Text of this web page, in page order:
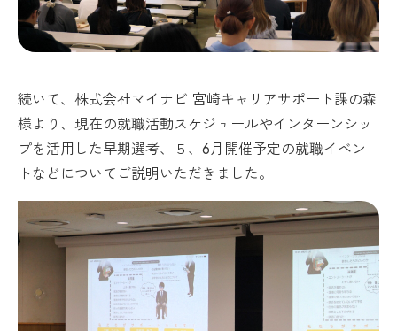
続いて、株式会社マイナビ 宮崎キャリアサポート課の森
様より、現在の就職活動スケジュールやインターンシッ
プを活用した早期選考、５、6月開催予定の就職イベン
トなどについてご説明いただきました。